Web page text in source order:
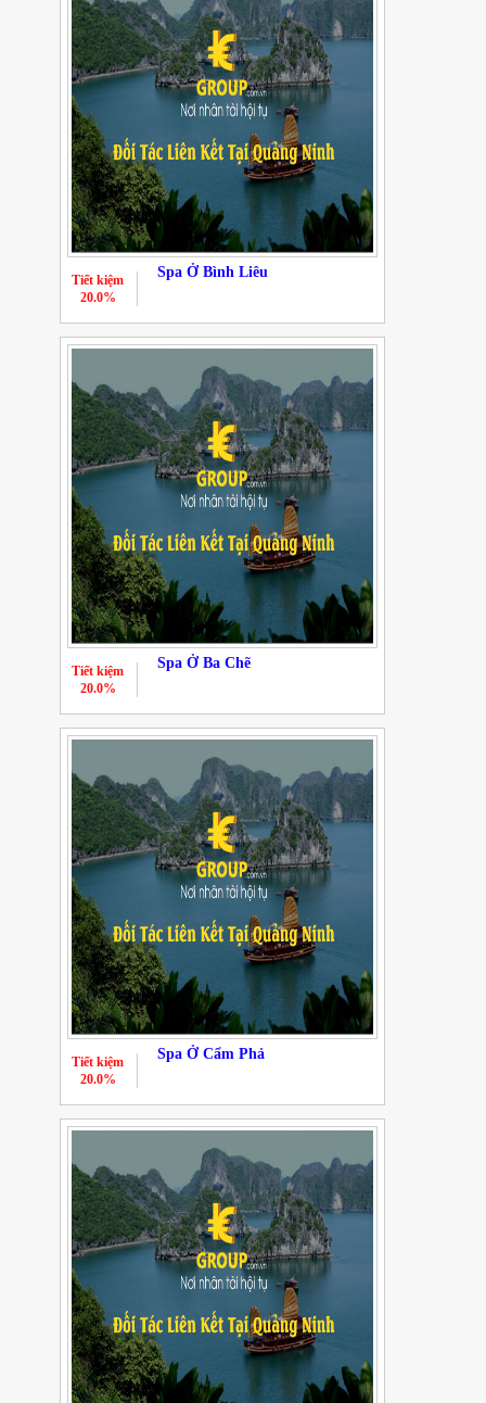
Spa Ở Bình Liêu
Tiết kiệm
20.0%
Spa Ở Ba Chẽ
Tiết kiệm
20.0%
Spa Ở Cẩm Phả
Tiết kiệm
20.0%